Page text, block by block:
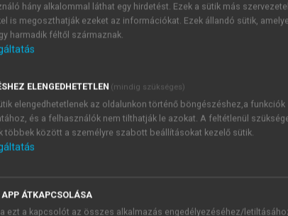
JELSZÓ
Kérek értesítést a MeRSZ
Kérek értesítést az
hány alkalommal láthat egy hirdetést. Ezek a sütik más
is megoszthatják ezeket az információkat. Ezek állandó sütik,
harmadik féltől származnak.
ELENGEDHETETLEN (mindig szükséges)
elengedhetetlenek az oldalunkon történő böngészéshez,a funkciók
és a felhasználók nem tilthatják le azokat. A feltétlenül
többek között a személyre szabott beállításokat kezelő sütik.
APP ÁTKAPCSOLÁSA
ezt a kapcsolót az összes alkalmazás engedélyezéséhez/